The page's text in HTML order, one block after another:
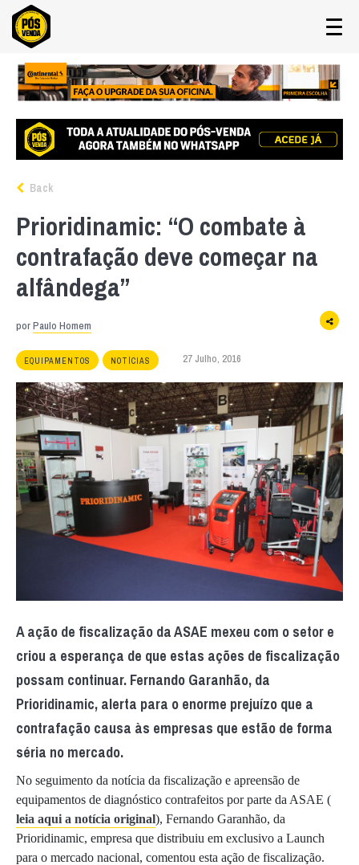
Back
Prioridinamic: “O combate à
contrafação deve começar na
alfândega”
porPaulo Homem
EQUIPAMENTOS NOTÍCIAS 27 Julho, 2016
A ação de fiscalização da ASAE mexeu com o setor e
criou a esperança de que estas ações de fiscalização
possam continuar. Fernando Garanhão, da
Prioridinamic, alerta para o enorme prejuízo que a
contrafação causa às empresas que estão de forma
séria no mercado.
No seguimento da notícia da fiscalização e apreensão de
equipamentos de diagnóstico contrafeitos por parte da ASAE (
leia aqui a notícia original), Fernando Garanhão, da
Prioridinamic, empresa que distribuiu em exclusivo a Launch
para o mercado nacional, comentou esta ação de fiscalização.